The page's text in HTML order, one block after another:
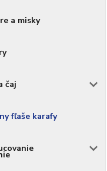
a misky
čaj
fľaše karafy